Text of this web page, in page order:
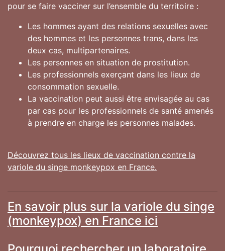
pour se faire vacciner sur l’ensemble du territoire :
Les hommes ayant des relations sexuelles avec
des hommes et les personnes trans, dans les
deux cas, multipartenaires.
Les personnes en situation de prostitution.
Les professionnels exerçant dans les lieux de
consommation sexuelle.
La vaccination peut aussi être envisagée au cas
par cas pour les professionnels de santé amenés
à prendre en charge les personnes malades.
Découvrez tous les lieux de vaccination contre la
variole du singe monkeypox en France.
En savoir plus sur la variole du singe
(monkeypox) en France ici